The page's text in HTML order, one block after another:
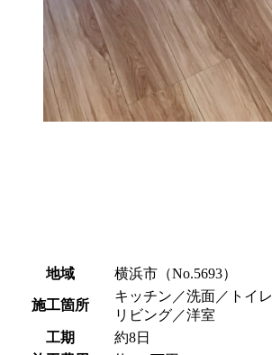
地域 横浜市（No.5693）
施工箇所
キッチン／洗面／トイレ
リビング／洋室
工期
約8日